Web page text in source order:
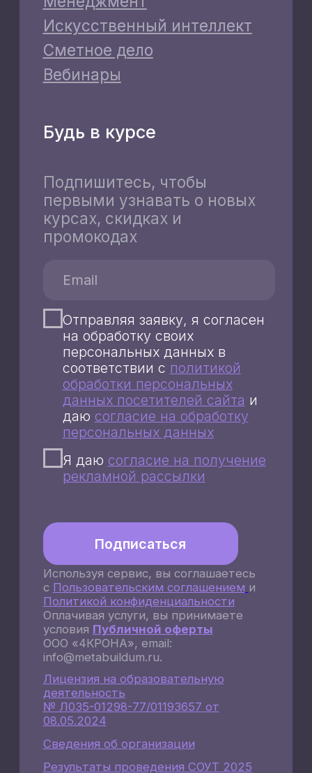
после прохождения
курса?
Что делать, если у меня
возникли проблемы с
доступом к материалам?